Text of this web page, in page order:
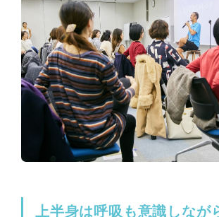
上半身は呼吸も意識しなが